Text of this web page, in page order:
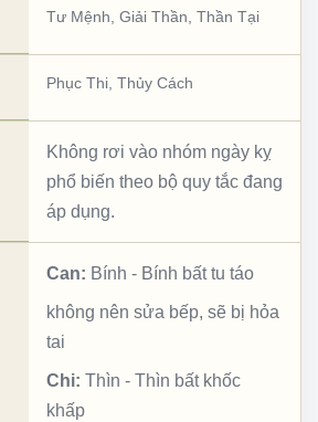
Tư Mệnh Giải Thần Thần Tại
Phục Thi Thủy Cách
Không rơi vào nhóm ngày kỵ
phổ biến theo bộ quy tắc đang
áp dụng.
Can: Bính - Bính bất tu táo
không nên sửa bếp, sẽ bị hỏa
tai
Chi: Thìn - Thìn bất khốc
khấp